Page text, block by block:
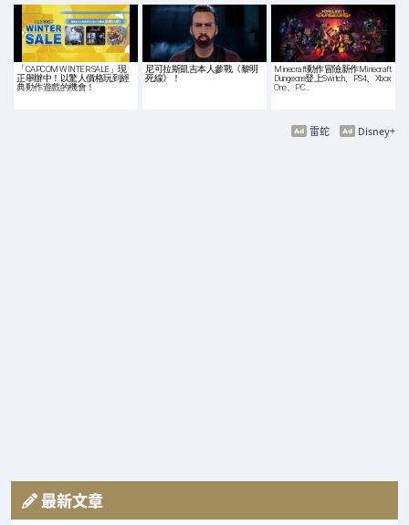
「CAPCOM WINTER SALE」現
正舉辦中！以驚人價格玩到經
典動作遊戲的機會！
尼可拉斯凱吉本人參戰《黎明
死線》！
Minecraft動作冒險新作Minecraft
Dungeons登上Switch、PS4、Xbox
One、PC…
Disney+
雷蛇
最新文章